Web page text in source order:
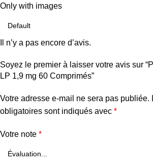
Only with images
Il n’y a pas encore d’avis.
Soyez le premier à laisser votre avis sur
LP 1,9 mg 60 Comprimés”
Votre adresse e-mail ne sera pas publiée.
obligatoires sont indiqués avec *
Votre note *